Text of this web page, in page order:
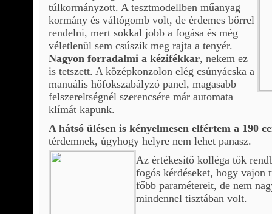
túlkormányzott. A tesztmodellben műanyag
kormány és váltógomb volt, de érdemes bőrrel
rendelni, mert sokkal jobb a fogása és még
véletlenül sem csúszik meg rajta a tenyér.
Nagyon forradalmi a kézifékkar, nekem ez
is tetszett. A középkonzolon elég csúnyácska a
manuális hőfokszabályzó panel, magasabb
felszereltségnél szerencsére már automata
klímát kapunk.
A hátsó ülésen is kényelmesen elfértem a 190
térdemnek, úgyhogy helyre nem lehet panasz.
Az értékesítő kolléga tök
fogós kérdéseket, hogy vajon
főbb paramétereit, de nem
mindennel tisztában volt.